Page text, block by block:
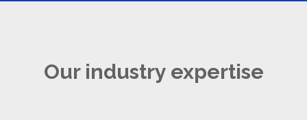
Our industry expertise